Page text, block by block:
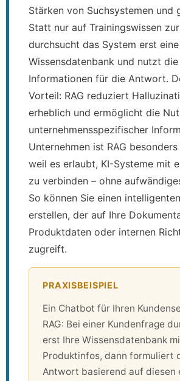
Stärken von Suchsystemen und
Statt nur auf Trainingswissen
durchsucht das System erst eine
Wissensdatenbank und nutzt
Informationen für die Antwort.
Vorteil: RAG reduziert
erheblich und ermöglicht die
unternehmensspezifischer
Unternehmen ist RAG
weil es erlaubt, KI-Systeme mit
zu verbinden – ohne
So können Sie einen
erstellen, der auf Ihre
Produktdaten oder internen
zugreift.
PRAXISBEISPIEL
Ein Chatbot für Ihren
RAG: Bei einer Kundenfrage
erst Ihre Wissensdatenbank
Produktinfos, dann formuliert
Antwort basierend auf diesen